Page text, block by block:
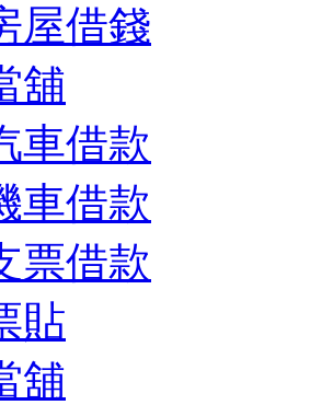
屋借錢
舖
車借款
車借款
票借款
貼
舖